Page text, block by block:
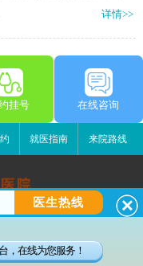
详情>>
挂号 在线咨询
就医指南 来院路线
医院
医生热线
，在线为您服务！